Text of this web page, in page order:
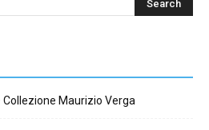
Collezione Maurizio Verga